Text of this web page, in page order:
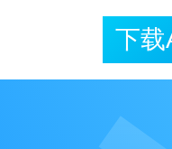
下载